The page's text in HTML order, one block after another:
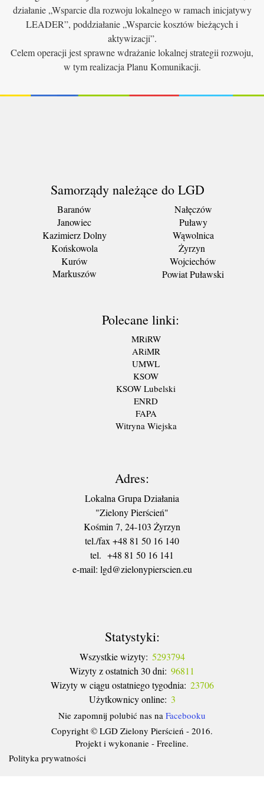
działanie „Wsparcie dla rozwoju lokalnego w ramach inicjatywy
LEADER”, poddziałanie „Wsparcie kosztów bieżących i
aktywizacji”.
Celem operacji jest sprawne wdrażanie lokalnej strategii rozwoju,
w tym realizacja Planu Komunikacji.
Samorządy należące do LGD
Baranów
Janowiec
Kazimierz Dolny
Końskowola
Kurów
Markuszów
Nałęczów
Puławy
Wąwolnica
Żyrzyn
Wojciechów
Powiat Puławski
Polecane linki:
MRiRW
ARiMR
UMWL
KSOW
KSOW Lubelski
ENRD
FAPA
Witryna Wiejska
Adres:
Lokalna Grupa Działania
"Zielony Pierścień"
Kośmin 7, 24-103 Żyrzyn
tel./fax +48 81 50 16 140
tel. +48 81 50 16 141
​e-mail: lgd@zielonypierscien.eu
Statystyki:
Wszystkie wizyty: 5293794
Wizyty z ostatnich 30 dni: 96811
Wizyty w ciągu ostatniego tygodnia: 23706
Użytkownicy online: 3
Nie zapomnij polubić nas na Facebooku
Copyright © LGD Zielony Pierścień - 2016.
Projekt i wykonanie - Freeline.
Polityka prywatności